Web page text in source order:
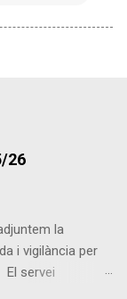
26
la
i vigilància per
servei